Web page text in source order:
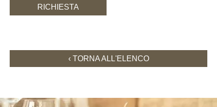
RICHIESTA
TORNA ALL'ELENCO